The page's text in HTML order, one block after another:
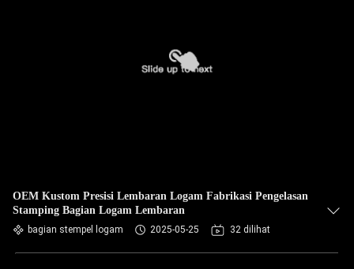
OEM Kustom Presisi Lembaran Logam Fabrikasi Pengelasan
Stamping Bagian Logam Lembaran
bagian stempel logam 2025-05-25 32 dilihat